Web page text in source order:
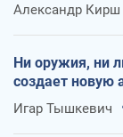
Александр Кирш
Ни оружия, ни
создает новую
Игар Тышкевич